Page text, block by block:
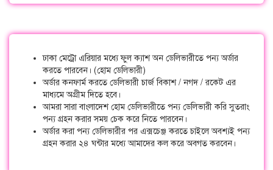
ঢাকা মেট্রো এরিয়ার মধ্যে ফুল ক্যাশ অন ডেলিভারীতে পন্য অর্ডার
করতে পারবেন। (হোম ডেলিভারী)
অর্ডার কনফার্ম করতে ডেলিভারী চার্জ বিকাশ / নগদ / রকেট এর
মাধ্যমে অগ্রীম দিতে হবে।
আমরা সারা বাংলাদেশ হোম ডেলিভারীতে পন্য ডেলিভারী করি সুতরাং
পন্য গ্রহন করার সময় চেক করে নিতে পারবেন।
অর্ডার করা পন্য ডেলিভারীর পর এক্সচেঞ্জ করতে চাইলে অবশ্যই পন্য
গ্রহন করার ২৪ ঘন্টার মধ্যে আমাদের কল করে অবগত করবেন।